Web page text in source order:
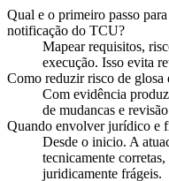
Qual e o primeiro passo
notificação do TCU?
Mapear requisitos,
execução. Isso evita
Como reduzir risco de glosa
Com evidência
de mudancas e
Quando envolver jurídico e
Desde o inicio. A
tecnicamente
juridicamente frágeis.